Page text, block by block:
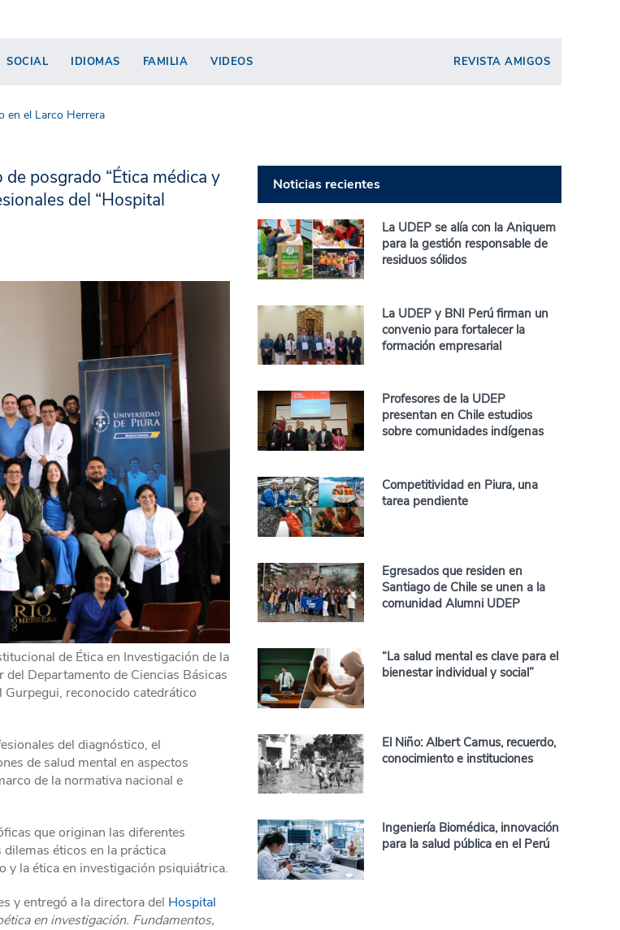
SOCIAL IDIOMAS FAMILIA VIDEOS REVISTA AMIGOS
en el Larco Herrera
posgrado “Ética médica y
del “Hospital
de Ética en Investigación de la
Departamento de Ciencias Básicas
reconocido catedrático
del diagnóstico, el
de salud mental en aspectos
de la normativa nacional e
que originan las diferentes
éticos en la práctica
y la ética en investigación psiquiátrica.
y entregó a la directora del Hospital
en investigación. Fundamentos,
Noticias recientes
La UDEP se alía con la Aniquem
para la gestión responsable de
residuos sólidos
La UDEP y BNI Perú firman un
convenio para fortalecer la
formación empresarial
Profesores de la UDEP
presentan en Chile estudios
sobre comunidades indígenas
Competitividad en Piura, una
tarea pendiente
Egresados que residen en
Santiago de Chile se unen a la
comunidad Alumni UDEP
“La salud mental es clave para el
bienestar individual y social”
El Niño: Albert Camus, recuerdo,
conocimiento e instituciones
Ingeniería Biomédica, innovación
para la salud pública en el Perú